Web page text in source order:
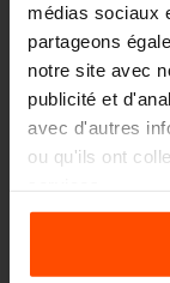
médias sociaux
partageons
notre site avec
publicité et
avec d'autres
ou qu'ils ont
Pour plus
sitePrinciples